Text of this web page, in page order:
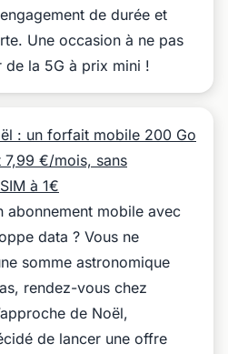
de durée et
Une occasion à ne pas
la 5G à prix mini !
: un forfait mobile 200 Go
7,99 €/mois, sans
à 1€
abonnement mobile avec
data ? Vous ne
somme astronomique
rendez-vous chez
de Noël,
de lancer une offre